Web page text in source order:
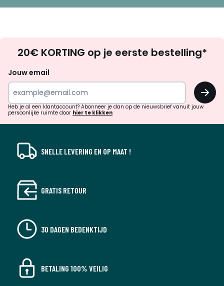
zoek
inspiratie
verrassingen?
20€ KORTING op je eerste bestelling*
Jouw email
OK
Heb je al een klantaccount? Abonneer je dan op de nieuwsbrief vanuit jouw
persoonlijke ruimte door hier te klikken
SNELLE LEVERING EN OP MAAT !
GRATIS RETOUR
30 DAGEN BEDENKTIJD
BETALING 100% VEILIG